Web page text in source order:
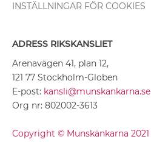
INSTÄLLNINGAR FÖR COOKIES
ADRESS RIKSKANSLIET
Arenavägen 41, plan 12,
121 77 Stockholm-Globen
E-post: kansli@munskankarna.se
Org nr: 802002-3613
Copyright © Munskänkarna 2021